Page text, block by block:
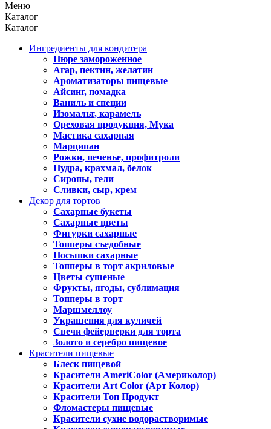
Меню
Каталог
Каталог
Ингредиенты для кондитера
Пюре замороженное
Агар, пектин, желатин
Ароматизаторы пищевые
Айсинг, помадка
Ваниль и специи
Изомальт, карамель
Ореховая продукция, Мука
Мастика сахарная
Марципан
Рожки, печенье, профитроли
Пудра, крахмал, белок
Сиропы, гели
Сливки, сыр, крем
Декор для тортов
Сахарные букеты
Сахарные цветы
Фигурки сахарные
Топперы съедобные
Посыпки сахарные
Топперы в торт акриловые
Цветы сушеные
Фрукты, ягоды, сублимация
Топперы в торт
Маршмеллоу
Украшения для куличей
Свечи фейерверки для торта
Золото и серебро пищевое
Красители пищевые
Блеск пищевой
Красители AmeriColor (Америколор)
Красители Art Color (Арт Колор)
Красители Топ Продукт
Фломастеры пищевые
Красители сухие водорастворимые